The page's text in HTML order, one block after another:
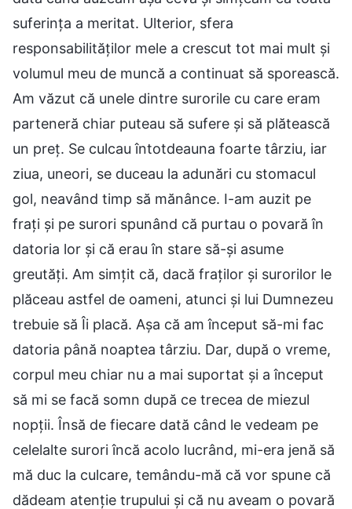
suferința a meritat. Ulterior, sfera
responsabilităților mele a crescut tot mai mult și
volumul meu de muncă a continuat să sporească.
Am văzut că unele dintre surorile cu care eram
parteneră chiar puteau să sufere și să plătească
un preț. Se culcau întotdeauna foarte târziu, iar
ziua, uneori, se duceau la adunări cu stomacul
gol, neavând timp să mănânce. I-am auzit pe
frați și pe surori spunând că purtau o povară în
datoria lor și că erau în stare să-și asume
greutăți. Am simțit că, dacă fraților și surorilor le
plăceau astfel de oameni, atunci și lui Dumnezeu
trebuie să Îi placă. Așa că am început să-mi fac
datoria până noaptea târziu. Dar, după o vreme,
corpul meu chiar nu a mai suportat și a început
să mi se facă somn după ce trecea de miezul
nopții. Însă de fiecare dată când le vedeam pe
celelalte surori încă acolo lucrând, mi-era jenă să
mă duc la culcare, temându-mă că vor spune că
dădeam atenție trupului și că nu aveam o povară